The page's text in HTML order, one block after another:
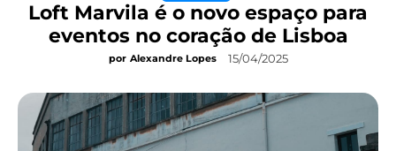
Loft Marvila é o novo espaço para
eventos no coração de Lisboa
por Alexandre Lopes 15/04/2025